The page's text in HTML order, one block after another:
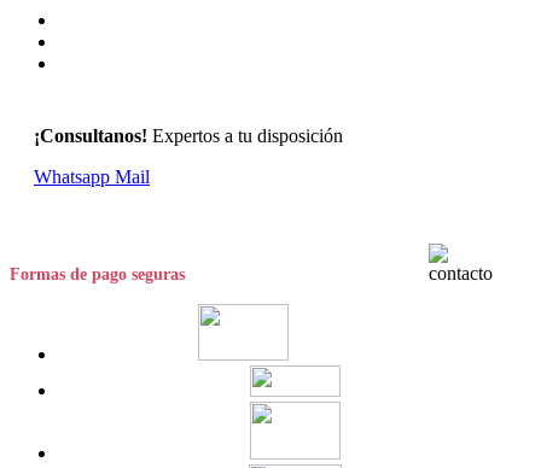
¡Consultanos! Expertos a tu disposición
Whatsapp Mail
Formas de pago seguras